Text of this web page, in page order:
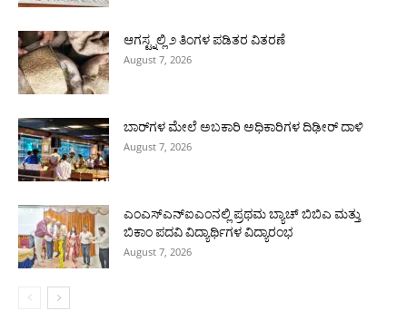
ಆಗಸ್ಟ್ನಲ್ಲಿ ೨ ತಿಂಗಳ ಪಡಿತರ ವಿತರಣೆ
August 7, 2026
ಬಾರ್‌ಗಳ ಮೇಲೆ ಅಬಕಾರಿ ಅಧಿಕಾರಿಗಳ ದಿಢೀರ್ ದಾಳಿ
August 7, 2026
ಎಂಎಸ್‌ಎನ್‌ಐಎಂನಲ್ಲಿ ಪ್ರಥಮ ಬ್ಯಾಚ್ ಬಿಬಿಎ ಮತ್ತು
ಬಿಕಾಂ ಪದವಿ ವಿದ್ಯಾರ್ಥಿಗಳ ವಿದ್ಯಾರಂಭ
August 7, 2026